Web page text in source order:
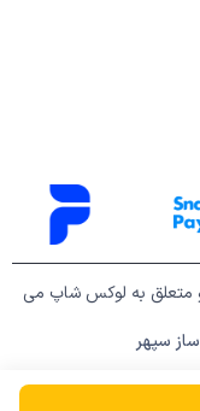
متعلق به لوکس شاپ می
سپهر